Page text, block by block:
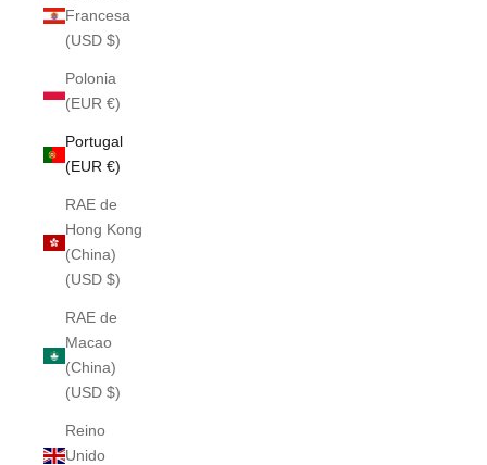
Francesa
(USD $)
Polonia
(EUR €)
Portugal
(EUR €)
RAE de
Hong Kong
(China)
(USD $)
RAE de
Macao
(China)
(USD $)
Reino
Unido